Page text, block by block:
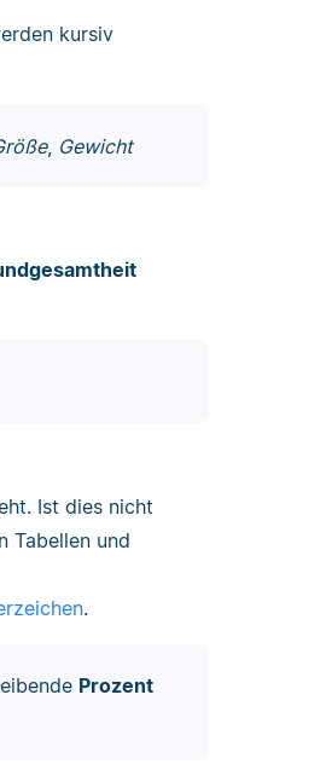
kursiv
, Gewicht
Ist dies nicht
Tabellen und
.
Prozent